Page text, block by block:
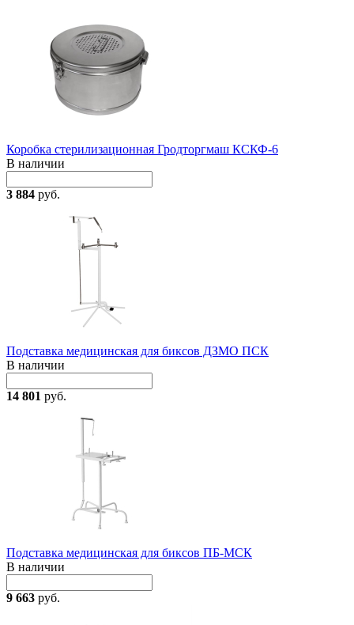
Коробка стерилизационная Гродторгмаш КСКФ-6
В наличии
3 884 руб.
Подставка медицинская для биксов ДЗМО ПСК
В наличии
14 801 руб.
Подставка медицинская для биксов ПБ-МСК
В наличии
9 663 руб.